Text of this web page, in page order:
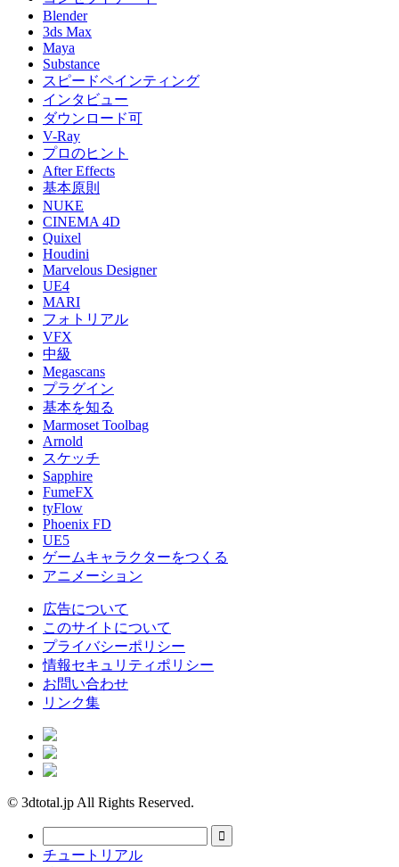
Blender
3ds Max
Maya
Substance
スピードペインティング
インタビュー
ダウンロード可
V-Ray
プロのヒント
After Effects
基本原則
NUKE
CINEMA 4D
Quixel
Houdini
Marvelous Designer
UE4
MARI
フォトリアル
VFX
中級
Megascans
プラグイン
基本を知る
Marmoset Toolbag
Arnold
スケッチ
Sapphire
FumeFX
tyFlow
Phoenix FD
UE5
ゲームキャラクターをつくる
アニメーション
広告について
このサイトについて
プライバシーポリシー
情報セキュリティポリシー
お問い合わせ
リンク集
© 3dtotal.jp All Rights Reserved.
チュートリアル